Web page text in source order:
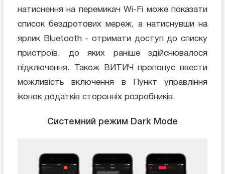
натиснення на перемикач Wi-Fi може показати
список бездротових мереж, а натиснувши на
ярлик Bluetooth - отримати доступ до списку
пристроїв, до яких раніше здійснювалося
підключення. Також ВИТИЧ пропонує ввести
можливість включення в Пункт управління
іконок додатків сторонніх розробників.
Системний режим Dark Mode